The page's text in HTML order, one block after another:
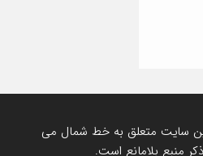
سایت متعلق به خط شمال می
منبع بلامانع است.